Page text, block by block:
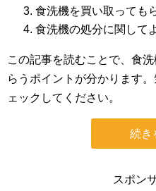
食洗機を買い取っても
食洗機の処分に関して
この記事を読むことで、食
らうポイントが分かります
ェックしてください。
続き
スポン